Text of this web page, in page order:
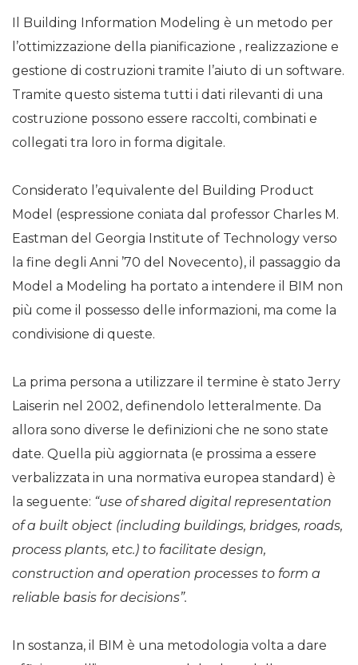
Il Building Information Modeling è un metodo per
l’ottimizzazione della pianificazione , realizzazione e
gestione di costruzioni tramite l’aiuto di un software.
Tramite questo sistema tutti i dati rilevanti di una
costruzione possono essere raccolti, combinati e
collegati tra loro in forma digitale.
Considerato l’equivalente del Building Product
Model (espressione coniata dal professor Charles M.
Eastman del Georgia Institute of Technology verso
la fine degli Anni ’70 del Novecento), il passaggio da
Model a Modeling ha portato a intendere il BIM non
più come il possesso delle informazioni, ma come la
condivisione di queste.
La prima persona a utilizzare il termine è stato Jerry
Laiserin nel 2002, definendolo letteralmente. Da
allora sono diverse le definizioni che ne sono state
date. Quella più aggiornata (e prossima a essere
verbalizzata in una normativa europea standard) è
la seguente: “use of shared digital representation
of a built object (including buildings, bridges, roads,
process plants, etc.) to facilitate design,
construction and operation processes to form a
reliable basis for decisions”.
In sostanza, il BIM è una metodologia volta a dare